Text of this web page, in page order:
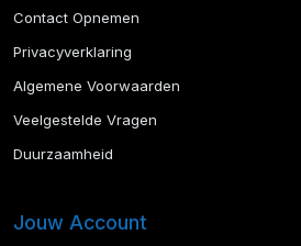
Contact Opnemen
Privacyverklaring
Algemene Voorwaarden
Veelgestelde Vragen
Duurzaamheid
Jouw Account